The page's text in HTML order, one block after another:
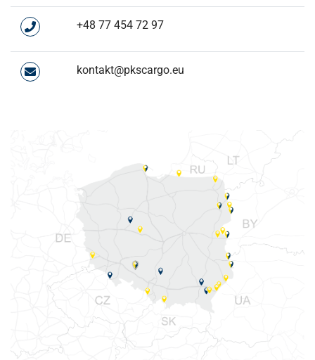
+48 77 454 72 97
kontakt@pkscargo.eu